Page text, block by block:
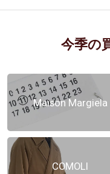
今季の
Maison Margiela
COMOLI